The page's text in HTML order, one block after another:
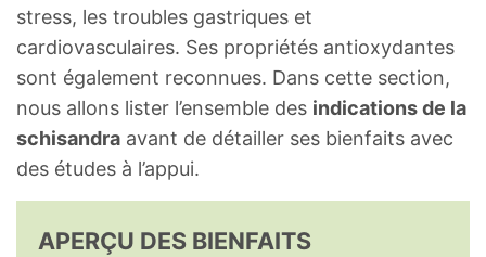
stress, les troubles gastriques et
cardiovasculaires. Ses propriétés antioxydantes
sont également reconnues. Dans cette section,
nous allons lister l’ensemble des indications de la
schisandra avant de détailler ses bienfaits avec
des études à l’appui.
APERÇU DES BIENFAITS